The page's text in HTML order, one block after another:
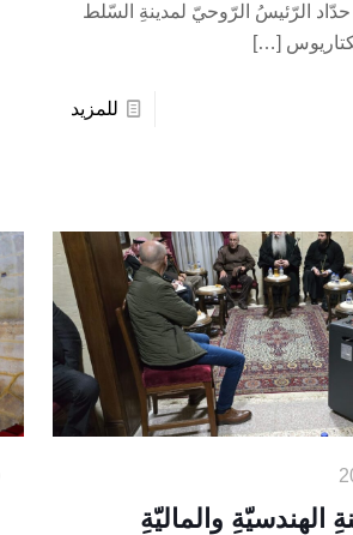
الرّئيسُ الرّوحيّ لمدينةِ السّلط
[…]
للمزيد
الهندسيّةِ والماليّةِ